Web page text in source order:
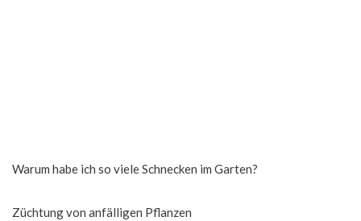
Warum habe ich so viele Schnecken im Garten?
Züchtung von anfälligen Pflanzen